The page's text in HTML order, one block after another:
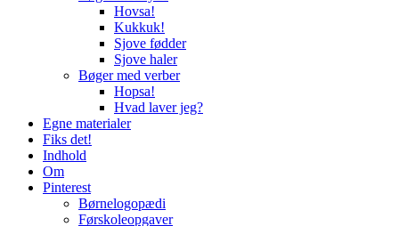
Hovsa!
Kukkuk!
Sjove fødder
Sjove haler
Bøger med verber
Hopsa!
Hvad laver jeg?
Egne materialer
Fiks det!
Indhold
Om
Pinterest
Børnelogopædi
Førskoleopgaver